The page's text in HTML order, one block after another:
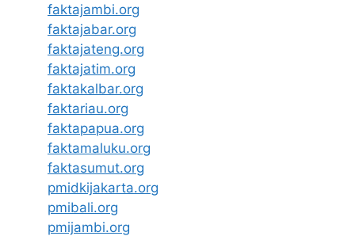
faktajambi.org
faktajabar.org
faktajateng.org
faktajatim.org
faktakalbar.org
faktariau.org
faktapapua.org
faktamaluku.org
faktasumut.org
pmidkijakarta.org
pmibali.org
pmijambi.org